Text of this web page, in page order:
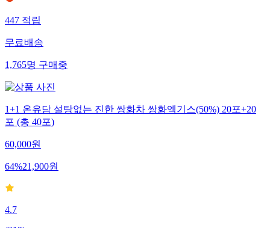
447적립
무료배송
1,765명구매중
1+1 온유담 설탕없는 진한 쌍화차 쌍화엑기스(50%) 20포+20
포 (총 40포)
60,000원
64%21,900원
4.7